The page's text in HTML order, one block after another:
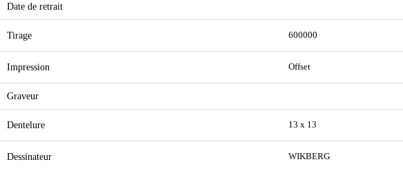
Date de retrait
Tirage 600000
Impression Offset
Graveur
Dentelure 13 x 13
Dessinateur WIKBERG